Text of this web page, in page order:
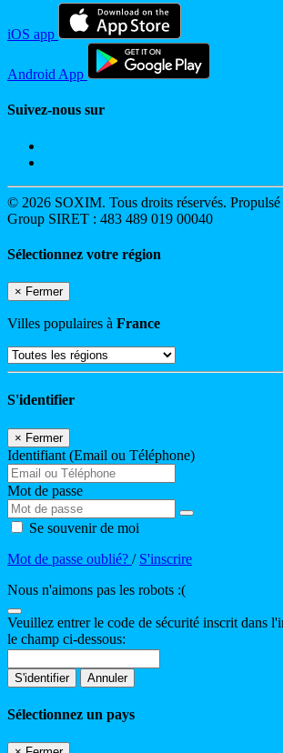
iOS app
Android App
Suivez-nous sur
© 2026 SOXIM. Tous droits réservés.
Group SIRET : 483 489 019 00040
Sélectionnez votre région
× Fermer
Villes populaires à France
S'identifier
× Fermer
Identifiant (Email ou Téléphone)
Mot de passe
Se souvenir de moi
Mot de passe oublié? / S'inscrire
Nous n'aimons pas les robots :(
Veuillez entrer le code de sécurité inscrit dans
le champ ci-dessous:
S'identifier Annuler
Sélectionnez un pays